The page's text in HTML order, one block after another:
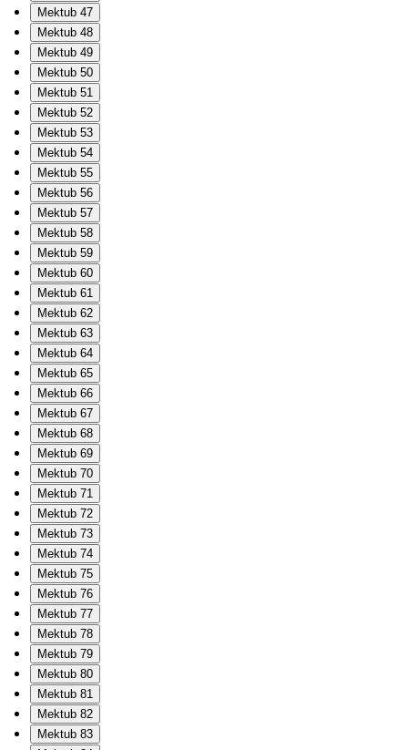
Mektub 47
Mektub 48
Mektub 49
Mektub 50
Mektub 51
Mektub 52
Mektub 53
Mektub 54
Mektub 55
Mektub 56
Mektub 57
Mektub 58
Mektub 59
Mektub 60
Mektub 61
Mektub 62
Mektub 63
Mektub 64
Mektub 65
Mektub 66
Mektub 67
Mektub 68
Mektub 69
Mektub 70
Mektub 71
Mektub 72
Mektub 73
Mektub 74
Mektub 75
Mektub 76
Mektub 77
Mektub 78
Mektub 79
Mektub 80
Mektub 81
Mektub 82
Mektub 83